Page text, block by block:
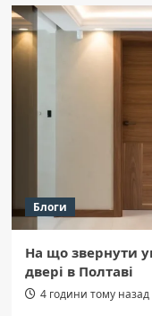
Блоги
На що звернути
двері в Полтаві
4 години тому назад